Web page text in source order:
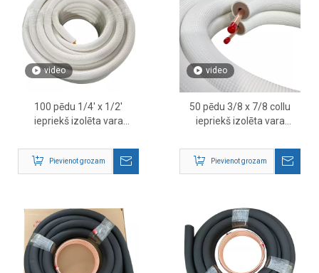
video
100 pēdu 1/4' x 1/2'
iepriekš izolēta vara
sistēmām
Pievienot grozam
video
50 pēdu 3/8 x 7/8 collu
iepriekš izolēta vara
Pievienot grozam